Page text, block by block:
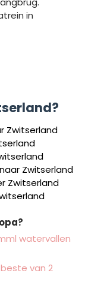
in
Zwitserland
naar Zwitserland
Zwitserland
watervallen
van 2